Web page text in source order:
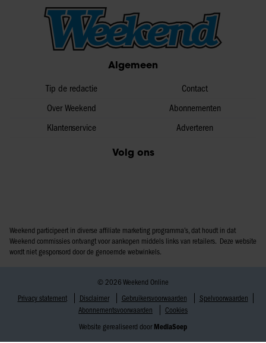
Algemeen
Tip de redactie
Over Weekend
Klantenservice
Contact
Abonnementen
Adverteren
Volg ons
Weekend participeert in diverse affiliate marketing programma’s, dat houdt in dat
Weekend commissies ontvangt voor aankopen middels links van retailers. Deze website
wordt niet gesponsord door de genoemde webwinkels.
© 2026 Weekend Online
Privacy statement
Disclaimer Gebruikersvoorwaarden
Spelvoorwaarden
Abonnementsvoorwaarden
Cookies
Website gerealiseerd door MediaSoep